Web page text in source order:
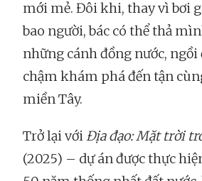
mới mẻ. Đôi khi, thay vì bơi
bao người, bác có thể thả
những cánh đồng nước, ngồi
chậm khám phá đến tận
miền Tây.
Trở lại vớiĐịa đạo: Mặt trời
(2025) – dự án được thực